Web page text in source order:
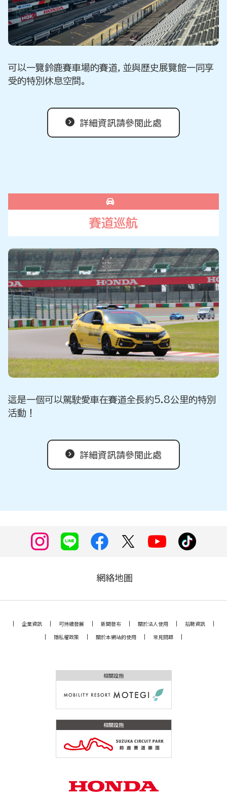
可以一覽鈴鹿賽車場的賽道，並與歷史展覽館一同享
受的特別休息空間。
詳細資訊請參閱此處
賽道巡航
這是一個可以駕駛愛車在賽道全長約5.8公里的特別
活動！
詳細資訊請參閱此處
網絡地圖
企業資訊 可持續發展 新聞發布 關於法人使用
招聘資訊
隱私權政策
關於本網站的使用 常見問題
相關設施
相關設施